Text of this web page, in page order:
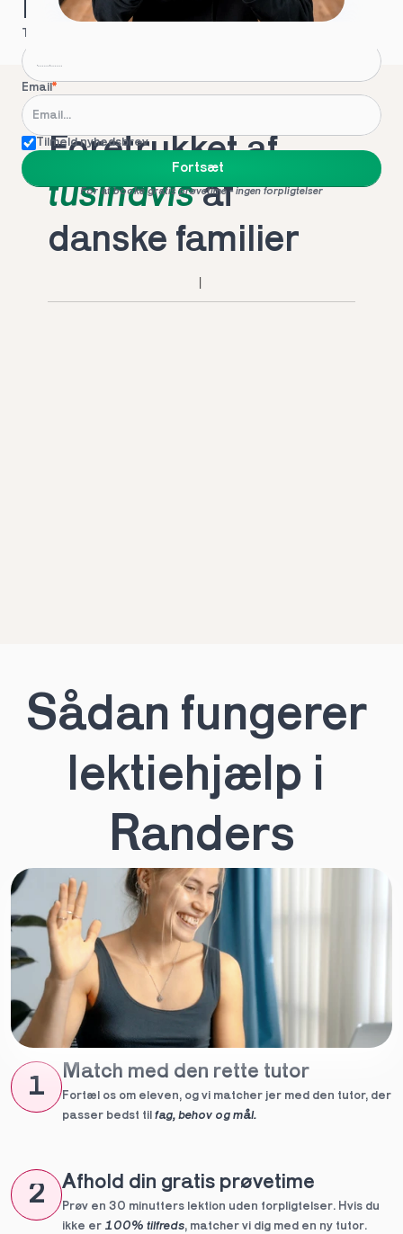
Hvordan kontakter vi dig?
Telefon
Email*
Tilmeld nyhedsbrev
Fortsæt
For at booke gratis prøvetime - ingen forpligtelser
Foretrukket af
tusindvis af
danske familier
Sådan fungerer
lektiehjælp i
Randers
1
Match med den rette tutor
Fortæl os om eleven, og vi matcher jer med den tutor, der
passer bedst til fag, behov og mål.
2 Afhold din gratis prøvetime
Prøv en 30 minutters lektion uden forpligtelser. Hvis du
ikke er 100% tilfreds, matcher vi dig med en ny tutor.